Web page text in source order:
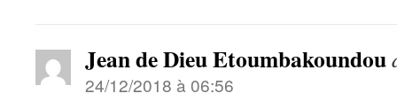
Jean de Dieu Etoumbakoundou
24/12/2018 à 06:56